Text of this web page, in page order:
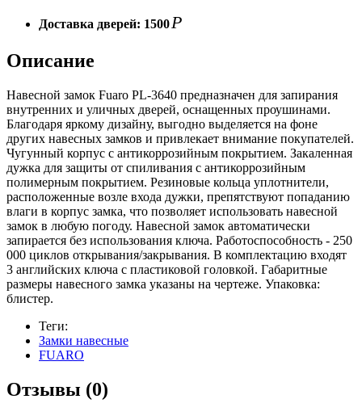
Доставка дверей: 1500Р
Описание
Навесной замок Fuaro PL-3640 предназначен для запирания
внутренних и уличных дверей, оснащенных проушинами.
Благодаря яркому дизайну, выгодно выделяется на фоне
других навесных замков и привлекает внимание покупателей.
Чугунный корпус с антикоррозийным покрытием. Закаленная
дужка для защиты от спиливания с антикоррозийным
полимерным покрытием. Резиновые кольца уплотнители,
расположенные возле входа дужки, препятствуют попаданию
влаги в корпус замка, что позволяет использовать навесной
замок в любую погоду. Навесной замок автоматически
запирается без использования ключа. Работоспособность - 250
000 циклов открывания/закрывания. В комплектацию входят
3 английских ключа с пластиковой головкой. Габаритные
размеры навесного замка указаны на чертеже. Упаковка:
блистер.
Теги:
Замки навесные
FUARO
Отзывы (0)